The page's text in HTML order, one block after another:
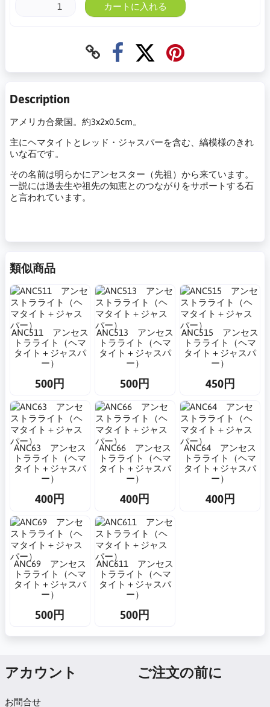
カートに入れる
Description
アメリカ合衆国。約3x2x0.5cm。
主にヘマタイトとレッド・ジャスパーを含む、縞模様のきれ
いな石です。
その名前は明らかにアンセスター（先祖）から来ています。
一説には過去生や祖先の知恵とのつながりをサポートする石
と言われています。
類似商品
ANC511 アンセス
トラライト（ヘマ
タイト＋ジャスパ
ー）
500円
ANC513 アンセス
トラライト（ヘマ
タイト＋ジャスパ
ー）
500円
ANC515 アンセス
トラライト（ヘマ
タイト＋ジャスパ
ー）
450円
ANC63 アンセス
トラライト（ヘマ
タイト＋ジャスパ
ー）
400円
ANC66 アンセス
トラライト（ヘマ
タイト＋ジャスパ
ー）
400円
ANC64 アンセス
トラライト（ヘマ
タイト＋ジャスパ
ー）
400円
ANC69 アンセス
トラライト（ヘマ
タイト＋ジャスパ
ー）
500円
ANC611 アンセス
トラライト（ヘマ
タイト＋ジャスパ
ー）
500円
アカウント
お問合せ
ご注文の前に